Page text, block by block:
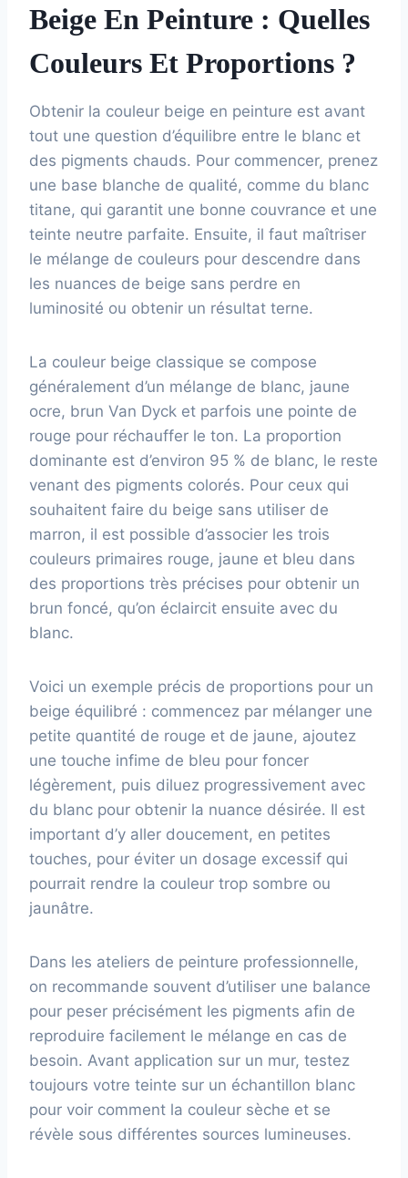
Beige En Peinture : Quelles
Couleurs Et Proportions ?
Obtenir la couleur beige en peinture est avant
tout une question d’équilibre entre le blanc et
des pigments chauds. Pour commencer, prenez
une base blanche de qualité, comme du blanc
titane, qui garantit une bonne couvrance et une
teinte neutre parfaite. Ensuite, il faut maîtriser
le mélange de couleurs pour descendre dans
les nuances de beige sans perdre en
luminosité ou obtenir un résultat terne.
La couleur beige classique se compose
généralement d’un mélange de blanc, jaune
ocre, brun Van Dyck et parfois une pointe de
rouge pour réchauffer le ton. La proportion
dominante est d’environ 95 % de blanc, le reste
venant des pigments colorés. Pour ceux qui
souhaitent faire du beige sans utiliser de
marron, il est possible d’associer les trois
couleurs primaires rouge, jaune et bleu dans
des proportions très précises pour obtenir un
brun foncé, qu’on éclaircit ensuite avec du
blanc.
Voici un exemple précis de proportions pour un
beige équilibré : commencez par mélanger une
petite quantité de rouge et de jaune, ajoutez
une touche infime de bleu pour foncer
légèrement, puis diluez progressivement avec
du blanc pour obtenir la nuance désirée. Il est
important d’y aller doucement, en petites
touches, pour éviter un dosage excessif qui
pourrait rendre la couleur trop sombre ou
jaunâtre.
Dans les ateliers de peinture professionnelle,
on recommande souvent d’utiliser une balance
pour peser précisément les pigments afin de
reproduire facilement le mélange en cas de
besoin. Avant application sur un mur, testez
toujours votre teinte sur un échantillon blanc
pour voir comment la couleur sèche et se
révèle sous différentes sources lumineuses.